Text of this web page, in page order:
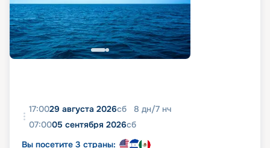
17:0029 августа 2026сб 8 дн/7 нч
07:0005 сентября 2026сб
Вы посетите 3 страны: